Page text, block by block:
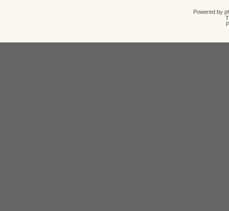
Powered by